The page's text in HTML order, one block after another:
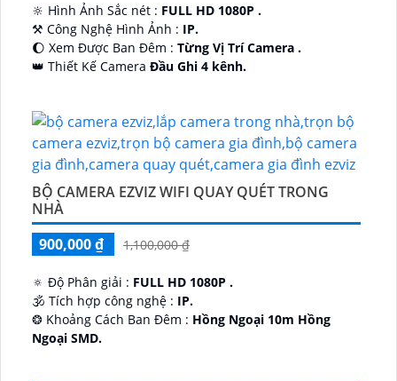
🔆 Hình Ảnh Sắc nét : FULL HD 1080P .
⚒ Công Nghệ Hình Ảnh : IP.
🌔 Xem Được Ban Đêm : Từng Vị Trí Camera .
👑 Thiết Kế Camera Đầu Ghi 4 kênh.
BỘ CAMERA EZVIZ WIFI QUAY QUÉT TRONG
NHÀ
900,000 ₫
1,100,000 ₫
🔅 Độ Phân giải : FULL HD 1080P .
🕉️ Tích hợp công nghệ : IP.
❂ Khoảng Cách Ban Đêm : Hồng Ngoại 10m Hồng
Ngoại SMD.